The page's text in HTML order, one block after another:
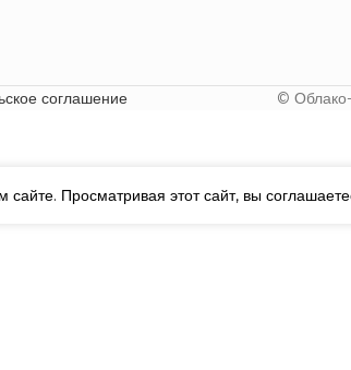
соглашение ©
Просматривая этот сайт, вы